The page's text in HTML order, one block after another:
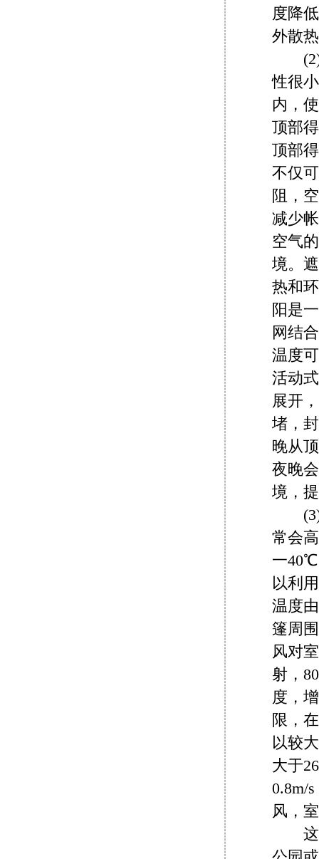
度降
外散
(2)
性很
内，
顶部
顶部
不仅
阻，
减少
空气
境。
热和
阳是
网结
温度
活动
展开
堵，
晚从
夜晚
境，
(3)
常会
一40℃
以利
温度
篷周
风对
射，
度，
限，
以较
大于
0.8m/
风，
这种